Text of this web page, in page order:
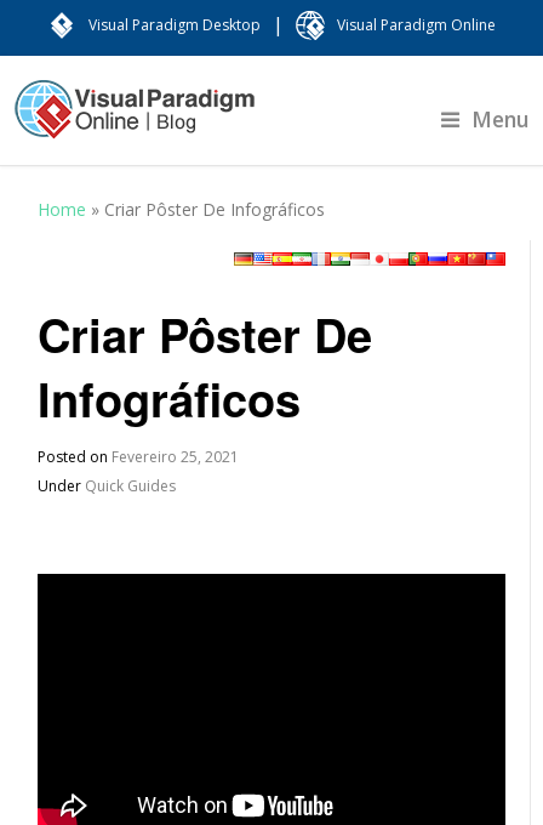
Visual Paradigm Desktop | Visual Paradigm Online
Menu
Home » Criar Pôster De Infográficos
Criar Pôster De
Infográficos
Posted on Fevereiro 25, 2021
Under Quick Guides